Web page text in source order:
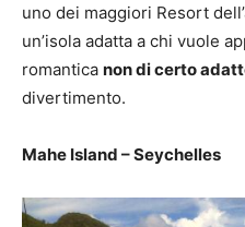
uno dei maggiori Resort
un’isola adatta a chi vuole
romantica non di certo
divertimento.
Mahe Island – Seychelles